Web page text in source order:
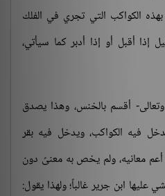
18] فأقسم بهذه الكواكب التي تجري في الفلك
إذا أقبل أو إذا أدبر كما سيأتي،
أقسم بالخنس، وهذا يصدق
فيه الكواكب، ويدخل فيه بقر
معانيه، ولم يخص به معنىً دون
ابن جرير غالباً؛ ولهذا يقول: